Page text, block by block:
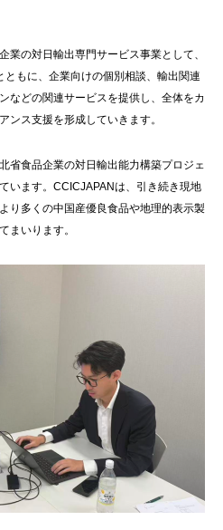
の対日輸出専門サービス事業として、
もに、企業向けの個別相談、輸出関連
などの関連サービスを提供し、全体をカ
ンス支援を形成していきます。
省食品企業の対日輸出能力構築プロジェ
います。CCICJAPANは、引き続き現地
り多くの中国産優良食品や地理的表示製
まいります。